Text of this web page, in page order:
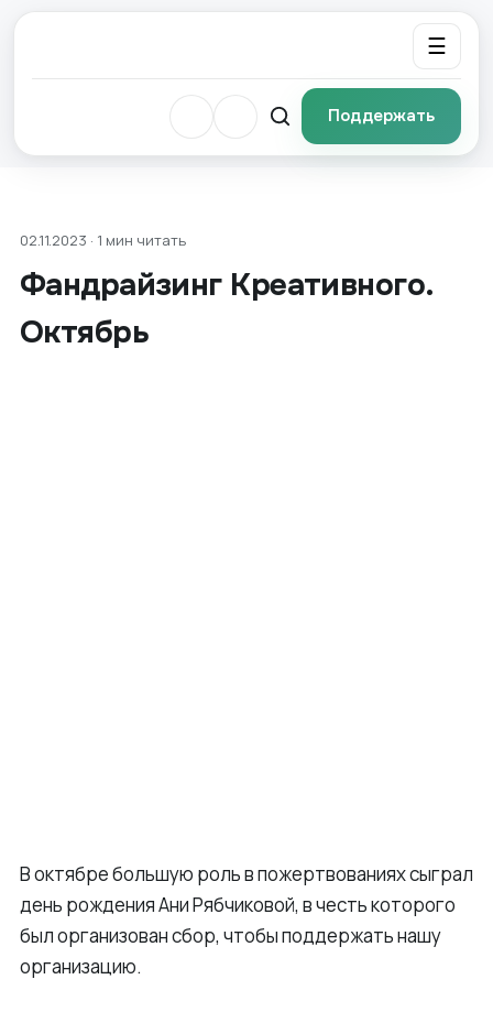
☰
Поддержать
02.11.2023 · 1 мин читать
Фандрайзинг Креативного.
Октябрь
В октябре большую роль в пожертвованиях сыграл
день рождения Ани Рябчиковой, в честь которого
был организован сбор, чтобы поддержать нашу
организацию.